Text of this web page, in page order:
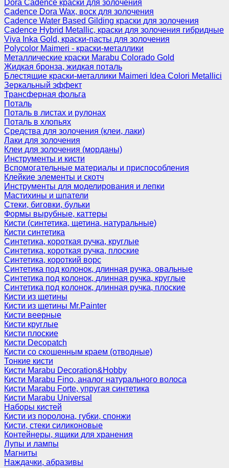
Dora Cadence краски для золочения
Cadence Dora Wax, воск для золочения
Cadence Water Based Gilding краски для золочения
Cadence Hybrid Metallic, краски для золочения гибридные
Viva Inka Gold, краски-пасты для золочения
Polycolor Maimeri - краски-металлики
Металлические краски Marabu Colorado Gold
Жидкая бронза, жидкая поталь
Блестящие краски-металлики Maimeri Idea Colori Metallici
Зеркальный эффект
Трансферная фольга
Поталь
Поталь в листах и рулонах
Поталь в хлопьях
Средства для золочения (клеи, лаки)
Лаки для золочения
Клеи для золочения (морданы)
Инструменты и кисти
Вспомогательные материалы и приспособления
Клейкие элементы и скотч
Инструменты для моделирования и лепки
Мастихины и шпатели
Стеки, биговки, бульки
Формы вырубные, каттеры
Кисти (синтетика, щетина, натуральные)
Кисти синтетика
Синтетика, короткая ручка, круглые
Синтетика, короткая ручка, плоские
Синтетика, короткий ворс
Синтетика под колонок, длинная ручка, овальные
Синтетика под колонок, длинная ручка, круглые
Синтетика под колонок, длинная ручка, плоские
Кисти из щетины
Кисти из щетины Mr.Painter
Кисти веерные
Кисти круглые
Кисти плоские
Кисти Decopatch
Кисти со скошенным краем (отводные)
Тонкие кисти
Кисти Marabu Decoration&Hobby
Кисти Marabu Fino, аналог натурального волоса
Кисти Marabu Forte, упругая синтетика
Кисти Marabu Universal
Наборы кистей
Кисти из поролона, губки, спонжи
Кисти, стеки силиконовые
Контейнеры, ящики для хранения
Лупы и лампы
Магниты
Наждачки, абразивы